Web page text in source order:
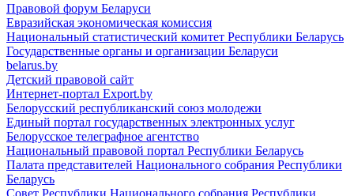
Правовой форум Беларуси
Евразийская экономическая комиссия
Национальный статистический комитет Республики Беларусь
Государственные органы и организации Беларуси
belarus.by
Детский правовой сайт
Интернет-портал Export.by
Белорусский республиканский союз молодежи
Единый портал государственных электронных услуг
Белорусское телеграфное агентство
Национальный правовой портал Республики Беларусь
Палата представителей Национального собрания Республики
Беларусь
Совет Республики Национального собрания Республики